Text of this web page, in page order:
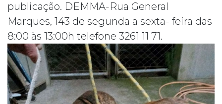
publicação. DEMMA-Rua General
Marques, 143 de segunda a sexta- feira das
8:00 às 13:00h telefone 3261 11 71.